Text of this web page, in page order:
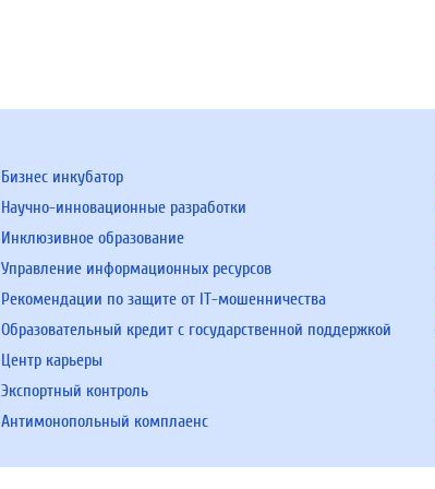
Бизнес инкубатор
Научно-инновационные разработки
Инклюзивное образование
Управление информационных ресурсов
Рекомендации по защите от IT-мошенничества
Образовательный кредит с государственной поддержкой
Центр карьеры
Экспортный контроль
Антимонопольный комплаенс